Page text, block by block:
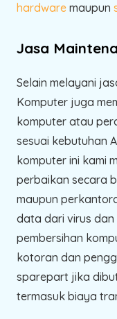
hardware maupun
Jasa
Selain melayani
Komputer juga
komputer atau
sesuai kebutuhan
komputer ini kami
perbaikan secara
maupun
data dari virus
pembersihan
kotoran dan
sparepart jika
termasuk biaya